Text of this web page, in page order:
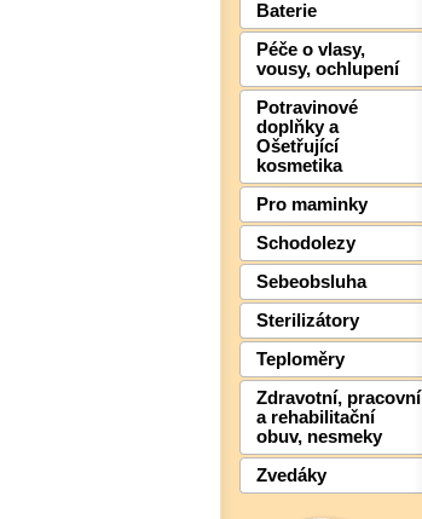
Baterie
Péče o vlasy,
vousy, ochlupení
Potravinové
doplňky a
Ošetřující
kosmetika
Pro maminky
Schodolezy
Sebeobsluha
Sterilizátory
Teploměry
Zdravotní, pracovní
a rehabilitační
obuv, nesmeky
Zvedáky